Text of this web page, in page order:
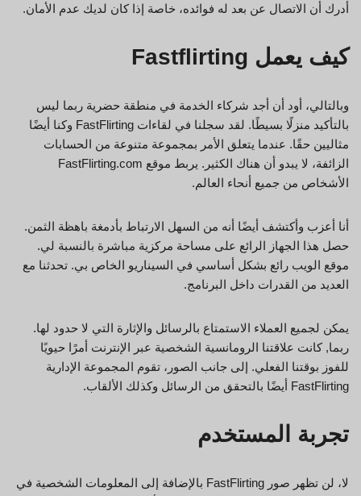
أدرك أن الاتصال عن بعد له فوائده، خاصة إذا كان لديك عدم الأمان.
كيف يعمل Fastflirting
وبالتالي، أود أن أجد شركاء الخدمة في منطقة حضرية ربما ليس
بالتأكيد منزلًا بسيطًا. لقد سجلنا في لقاءات FastFlirting وكنا أيضًا
مثاليين حقًا. عندما يتعلق الأمر بمجموعة متنوعة من الحسابات
الزائفة، لا يبدو أن هناك الكثير. يربط موقع FastFlirting.com
الأشخاص من جميع أنحاء العالم.
أنا أعزب وأكتشف أيضًا أنه من السهل الارتباط بأدمغة باهظة الثمن.
حصل هذا الجهاز الرائع على مساحة مركزية مباشرة بالنسبة لي.
موقع الويب رائع بشكل أساسي في السيناريو الخاص بي. تحدثنا مع
العديد من القدرات داخل البرنامج.
يمكن لجميع العملاء الاستمتاع بالرسائل والإثارة التي لا حدود لها.
ربما, كانت علاقتنا الرومانسية الشخصية عبر الإنترنت أمرًا حيويًا
للفوز بوقتنا الفعلي. إلى جانب الصور، تقوم المجموعة الإدارية
FastFlirting أيضًا بالتحقق من الرسائل وكذلك الألقاب.
تجربة المستخدم
لا، لن تظهر صور FastFlirting بالإضافة إلى المعلومات الشخصية في